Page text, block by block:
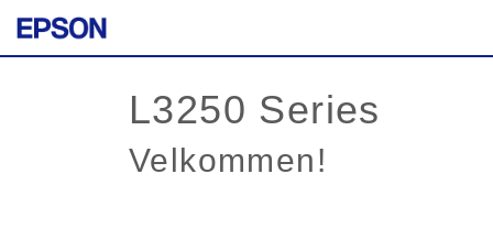
Velkommen!